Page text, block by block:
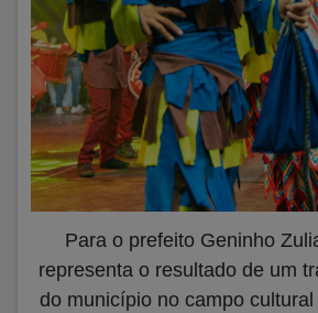
Para o prefeito Geninho
representa o resultado de um
do município no campo